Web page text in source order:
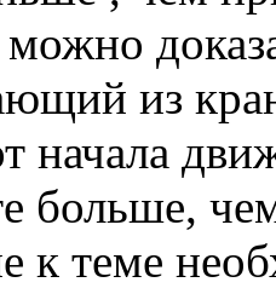
из
начала
больше,
к теме